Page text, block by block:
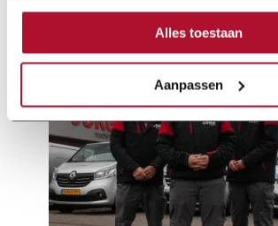
Alles toestaan
Aanpassen